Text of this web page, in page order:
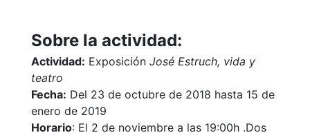
Sobre la actividad:
Actividad: Exposición José Estruch, vida y
teatro
Fecha: Del 23 de octubre de 2018 hasta 15 de
enero de 2019
Horario: El 2 de noviembre a las 19:00h .Dos